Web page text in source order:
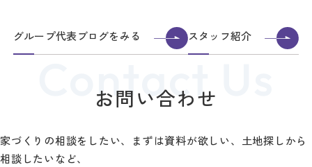
グループ代表ブログをみる スタッフ紹介
お問い合わせ
家づくりの相談をしたい、まずは資料が欲しい、土地探しから
相談したいなど、